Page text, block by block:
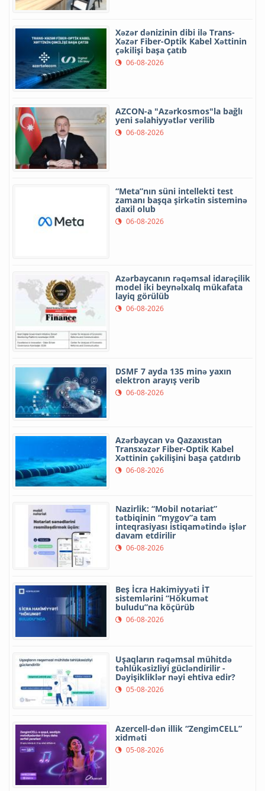
Xəzər dənizinin dibi ilə Trans-
Xəzər Fiber-Optik Kabel Xəttinin
çəkilişi başa çatıb
06-08-2026
AZCON-a "Azərkosmos"la bağlı
yeni səlahiyyətlər verilib
06-08-2026
“Meta”nın süni intellekti test
zamanı başqa şirkətin sisteminə
daxil olub
06-08-2026
Azərbaycanın rəqəmsal idarəçilik
model iki beynəlxalq mükafata
layiq görülüb
06-08-2026
DSMF 7 ayda 135 minə yaxın
elektron arayış verib
06-08-2026
Azərbaycan və Qazaxıstan
Transxəzər Fiber-Optik Kabel
Xəttinin çəkilişini başa çatdırıb
06-08-2026
Nazirlik: “Mobil notariat”
tətbiqinin “mygov”a tam
inteqrasiyası istiqamətində işlər
davam etdirilir
06-08-2026
Beş İcra Hakimiyyəti İT
sistemlərini “Hökumət
buludu”na köçürüb
06-08-2026
Uşaqların rəqəmsal mühitdə
təhlükəsizliyi gücləndirilir -
Dəyişikliklər nəyi ehtiva edir?
05-08-2026
Azercell-dən illik “ZengimCELL”
xidməti
05-08-2026